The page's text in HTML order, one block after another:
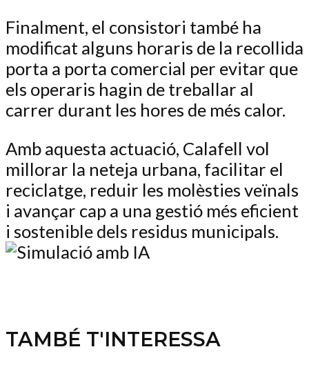
Finalment, el consistori també ha
modificat alguns horaris de la recollida
porta a porta comercial per evitar que
els operaris hagin de treballar al
carrer durant les hores de més calor.
Amb aquesta actuació, Calafell vol
millorar la neteja urbana, facilitar el
reciclatge, reduir les molèsties veïnals
i avançar cap a una gestió més eficient
i sostenible dels residus municipals.
TAMBÉ T'INTERESSA